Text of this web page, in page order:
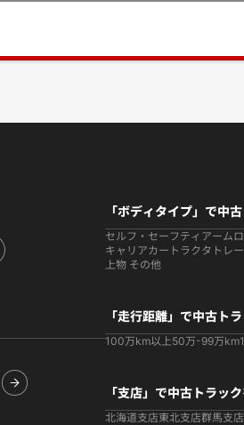
「ボディタイプ」で中
セルフ・セーフティ アーム
キャリアカー トラクタ トレ
上物 その他
「走行距離」で中古ト
100万km以上50万-99万km
「支店」で中古トラッ
北海道支店東北支店群馬支店